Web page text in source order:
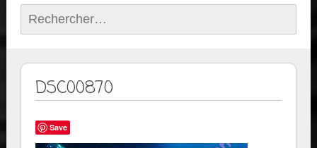
Rechercher :
DSC00870
Save